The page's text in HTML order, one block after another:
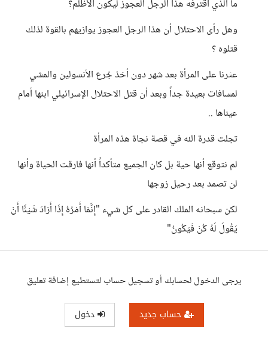
ما الذي اقترفه هذا الرجل العجوز ليكون الأظلم؟
وهل رأى الاحتلال أن هذا الرجل العجوز يوازيهم بالقوة لذلك
قتلوه ؟
عثرنا على المرأة بعد شهر دون أخذ جُرع الأنسولين والمشي
لمسافات بعيدة جداً وبعد أن قتل الاحتلال الإسرائيلي ابنها أمام
عيناها ..
تجلت قدرة الله في قصة نجاة هذه المرأة
لم نتوقع أنها حية بل كان الجميع متأكداً أنها فارقت الحياة وأنها
لن تصمد بعد رحيل زوجها
لكن سبحانه الملك القادر على كل شيء "إِنَّمَا أَمْرُهُ إِذَا أَرَادَ شَيْئًا أَنْ
يَقُولَ لَهُ كُنْ فَيَكُونُ"
يرجى الدخول لحسابك أو تسجيل حساب لتستطيع إضافة تعليق
حساب جديد دخول